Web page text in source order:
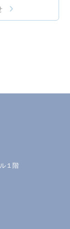
１階